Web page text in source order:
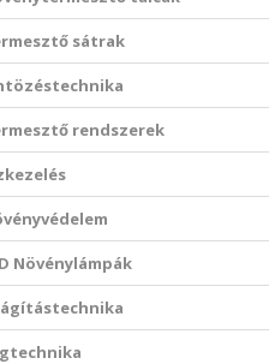
sátrak
rendszerek
Növénylámpák